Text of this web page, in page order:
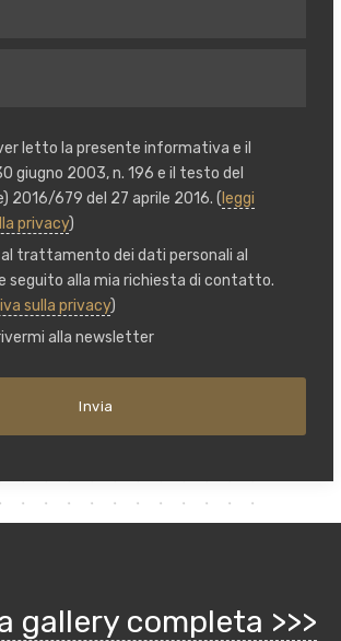
letto la presente informativa e il
giugno 2003, n. 196 e il testo del
2016/679 del 27 aprile 2016. ( leggi
privacy)
trattamento dei dati personali al
seguito alla mia richiesta di contatto.
sulla privacy)
alla newsletter
gallery completa >>>